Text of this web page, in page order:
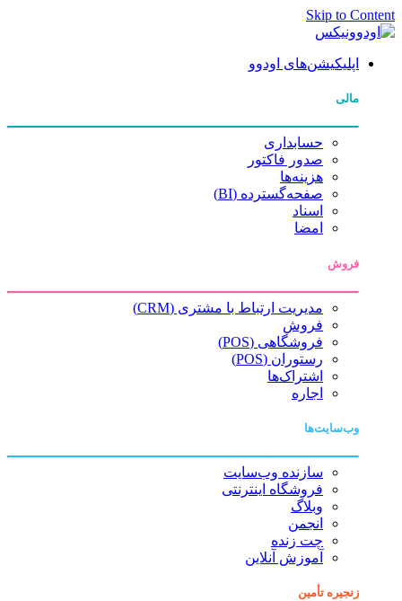
Skip to Content
اپلیکیشن‌های اودوو
مالی
حسابداری
صدور فاکتور
هزینه‌ها
صفحه‌گسترده (BI)
اسناد
امضا
فروش
مدیریت ارتباط با مشتری (CRM)
فروش
فروشگاهی (POS)
رستوران (POS)
اشتراک‌ها
اجاره
وب‌سایت‌ها
سازنده وب‌سایت
فروشگاه اینترنتی
وبلاگ
انجمن
چت زنده
آموزش آنلاین
زنجیره تأمین